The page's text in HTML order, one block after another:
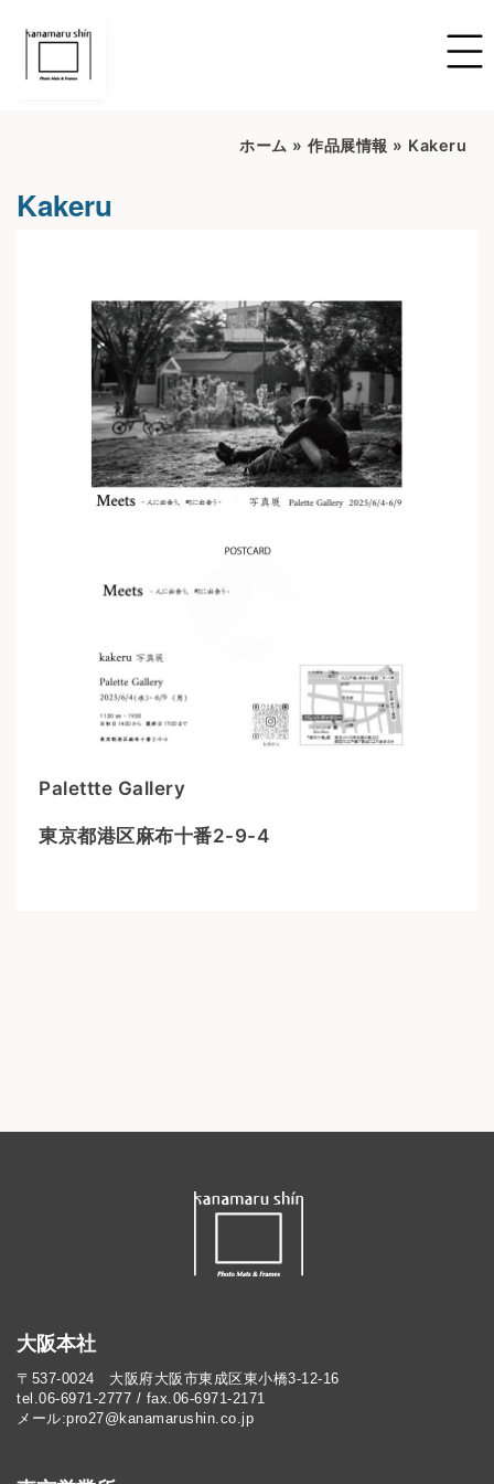
ホーム » 作品展情報 » Kakeru
Kakeru
Palettte Gallery
東京都港区麻布十番2-9-4
大阪本社
〒537-0024 大阪府大阪市東成区東小橋3-12-16
tel.06-6971-2777 / fax.06-6971-2171
メール:pro27@kanamarushin.co.jp​